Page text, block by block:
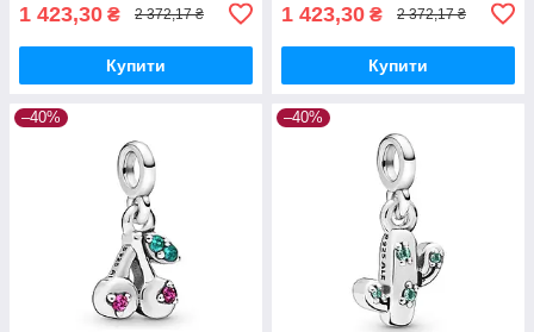
1 423,30 ₴ 2 372,17 ₴
Купити
1 423,30 ₴ 2 372,17 ₴
Купити
–40% –40%